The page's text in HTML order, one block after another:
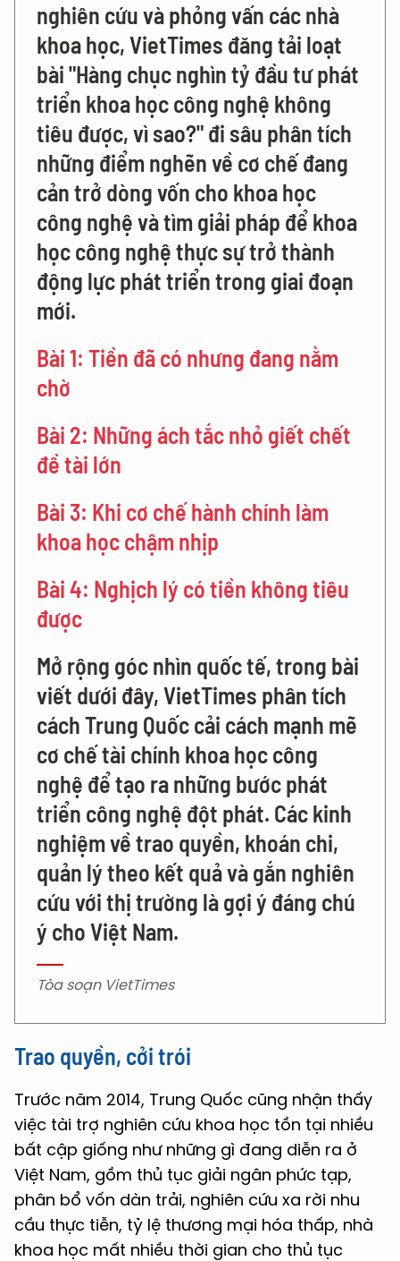
nghiên cứu và phỏng vấn các nhà
khoa học, VietTimes đăng tải loạt
bài "Hàng chục nghìn tỷ đầu tư phát
triển khoa học công nghệ không
tiêu được, vì sao?" đi sâu phân tích
những điểm nghẽn về cơ chế đang
cản trở dòng vốn cho khoa học
công nghệ và tìm giải pháp để khoa
học công nghệ thực sự trở thành
động lực phát triển trong giai đoạn
mới.
Bài 1: Tiền đã có nhưng đang nằm
chờ
Bài 2: Những ách tắc nhỏ giết chết
đề tài lớn
Bài 3: Khi cơ chế hành chính làm
khoa học chậm nhịp
Bài 4: Nghịch lý có tiền không tiêu
được
Mở rộng góc nhìn quốc tế, trong bài
viết dưới đây, VietTimes phân tích
cách Trung Quốc cải cách mạnh mẽ
cơ chế tài chính khoa học công
nghệ để tạo ra những bước phát
triển công nghệ đột phát. Các kinh
nghiệm về trao quyền, khoán chi,
quản lý theo kết quả và gắn nghiên
cứu với thị trường là gợi ý đáng chú
ý cho Việt Nam.
Tòa soạn VietTimes
Trao quyền, cởi trói
Trước năm 2014, Trung Quốc cũng nhận thấy
việc tài trợ nghiên cứu khoa học tồn tại nhiều
bất cập giống như những gì đang diễn ra ở
Việt Nam, gồm thủ tục giải ngân phức tạp,
phân bổ vốn dàn trải, nghiên cứu xa rời nhu
cầu thực tiễn, tỷ lệ thương mại hóa thấp, nhà
khoa học mất nhiều thời gian cho thủ tục